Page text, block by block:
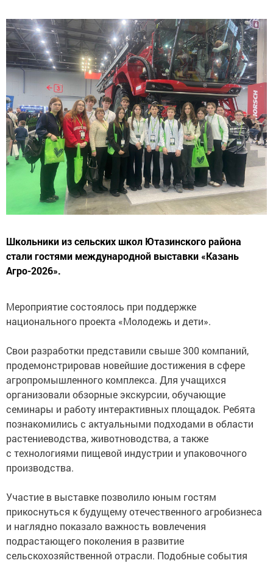
Школьники из сельских школ Ютазинского района
стали гостями международной выставки «Казань
Агро-2026».
Мероприятие состоялось при поддержке
национального проекта «Молодежь и дети».
Свои разработки представили свыше 300 компаний,
продемонстрировав новейшие достижения в сфере
агропромышленного комплекса. Для учащихся
организовали обзорные экскурсии, обучающие
семинары и работу интерактивных площадок. Ребята
познакомились с актуальными подходами в области
растениеводства, животноводства, а также
с технологиями пищевой индустрии и упаковочного
производства.
Участие в выставке позволило юным гостям
прикоснуться к будущему отечественного агробизнеса
и наглядно показало важность вовлечения
подрастающего поколения в развитие
сельскохозяйственной отрасли. Подобные события